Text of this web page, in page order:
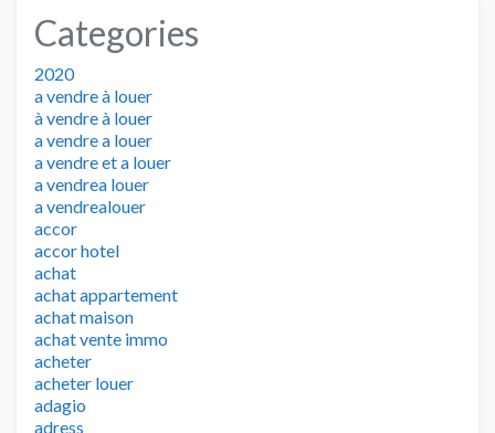
Categories
2020
a vendre à louer
à vendre à louer
a vendre a louer
a vendre et a louer
a vendrea louer
a vendrealouer
accor
accor hotel
achat
achat appartement
achat maison
achat vente immo
acheter
acheter louer
adagio
adress